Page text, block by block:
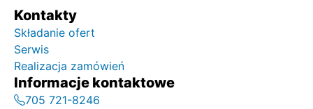
Kontakty
Składanie ofert
Serwis
Realizacja zamówień
Informacje kontaktowe
705 721-8246